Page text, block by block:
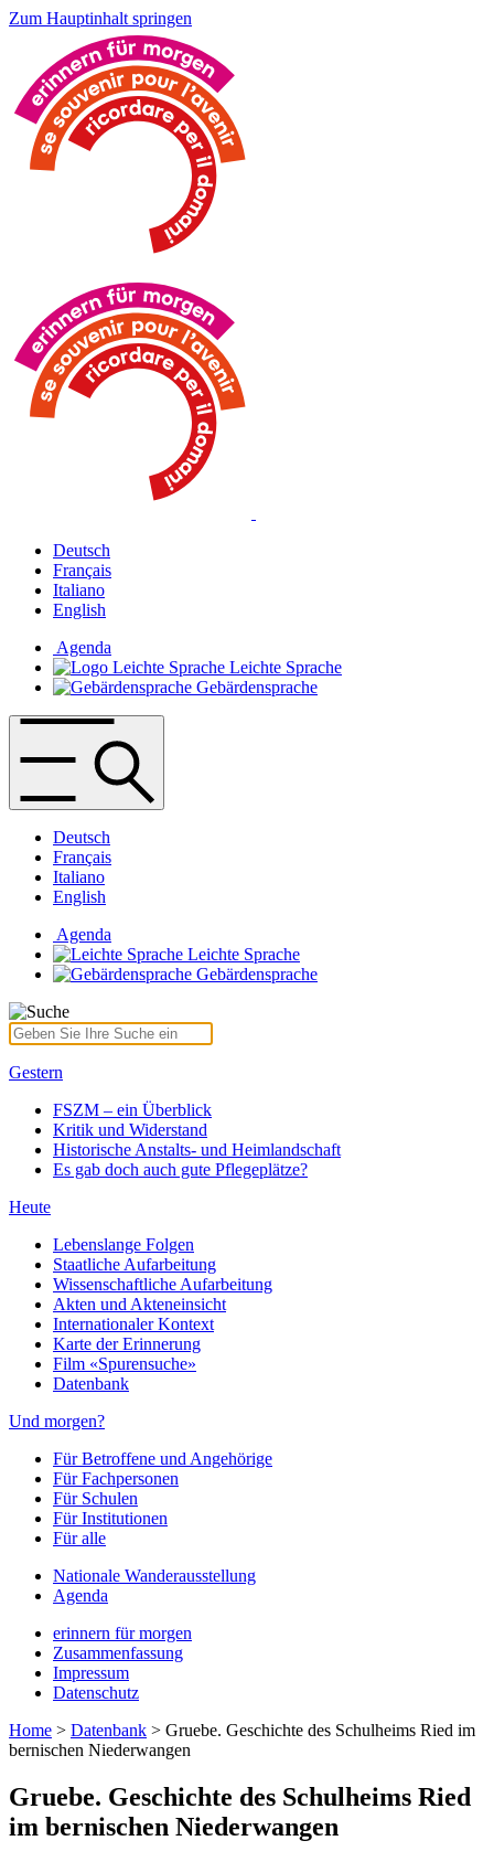
Zum Hauptinhalt springen
Deutsch
Français
Italiano
English
Agenda
Leichte Sprache
Gebärdensprache
Deutsch
Français
Italiano
English
Agenda
Leichte Sprache
Gebärdensprache
Gestern
FSZM – ein Überblick
Kritik und Widerstand
Historische Anstalts- und Heimlandschaft
Es gab doch auch gute Pflegeplätze?
Heute
Lebenslange Folgen
Staatliche Aufarbeitung
Wissenschaftliche Aufarbeitung
Akten und Akteneinsicht
Internationaler Kontext
Karte der Erinnerung
Film «Spurensuche»
Datenbank
Und morgen?
Für Betroffene und Angehörige
Für Fachpersonen
Für Schulen
Für Institutionen
Für alle
Nationale Wanderausstellung
Agenda
erinnern für morgen
Zusammenfassung
Impressum
Datenschutz
Home > Datenbank > Gruebe. Geschichte des Schulheims Ried im
bernischen Niederwangen
Gruebe. Geschichte des Schulheims Ried
im bernischen Niederwangen